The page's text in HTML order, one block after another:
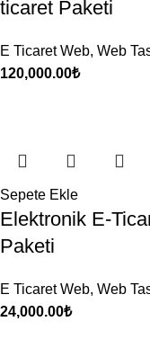
ticaret Paketi
E Ticaret Web, Web
120,000.00₺
Sepete Ekle
Elektronik E-
Paketi
E Ticaret Web, Web
24,000.00₺